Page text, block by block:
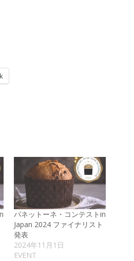
パネットーネ・コンテストin
Japan 2024 ファイナリスト
発表
2024年11月1日
EVENT